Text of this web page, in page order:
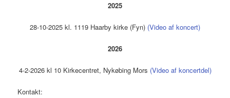
2025
28-10-2025 kl. 1119 Haarby kirke (Fyn) (Video af koncert)
2026
4-2-2026 kl 10 Kirkecentret, Nykøbing Mors (Video af koncertdel)
Kontakt: